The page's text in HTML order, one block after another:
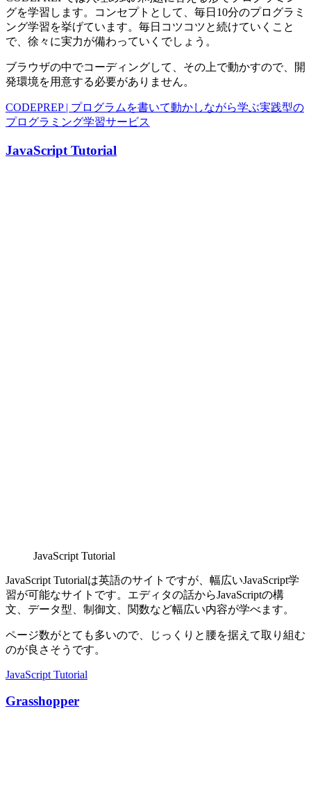
グを学習します。コンセプトとして、毎日10分のプログラミ
ング学習を挙げています。毎日コツコツと続けていくこと
で、徐々に実力が備わっていくでしょう。
ブラウザの中でコーディングして、その上で動かすので、開
発環境を用意する必要がありません。
CODEPREP | プログラムを書いて動かしながら学ぶ実践型の
プログラミング学習サービス
JavaScript Tutorial
JavaScript Tutorial
JavaScript Tutorialは英語のサイトですが、幅広いJavaScript学
習が可能なサイトです。エディタの話からJavaScriptの構
文、データ型、制御文、関数など幅広い内容が学べます。
ページ数がとても多いので、じっくりと腰を据えて取り組む
のが良さそうです。
JavaScript Tutorial
Grasshopper